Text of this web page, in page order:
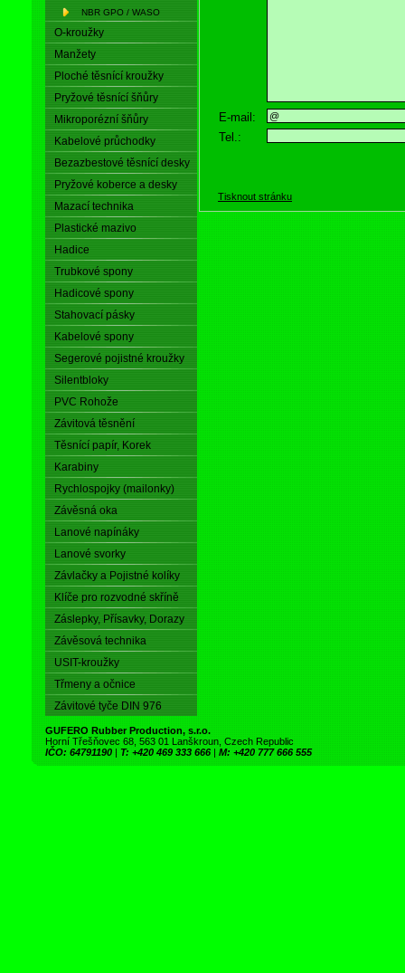
NBR GPO / WASO
O-kroužky
Manžety
Ploché těsnící kroužky
Pryžové těsnící šňůry
Mikroporézní šňůry
Kabelové průchodky
Bezazbestové těsnící desky
Pryžové koberce a desky
Mazací technika
Plastické mazivo
Hadice
Trubkové spony
Hadicové spony
Stahovací pásky
Kabelové spony
Segerové pojistné kroužky
Silentbloky
PVC Rohože
Závitová těsnění
Těsnící papír, Korek
Karabiny
Rychlospojky (mailonky)
Závěsná oka
Lanové napínáky
Lanové svorky
Závlačky a Pojistné kolíky
Klíče pro rozvodné skříně
Záslepky, Přísavky, Dorazy
Závěsová technika
USIT-kroužky
Třmeny a očnice
Závitové tyče DIN 976
E-mail:
Tel.:
Tisknout stránku
GUFERO Rubber Production, s.r.o.
Horní Třešňovec 68, 563 01 Lanškroun, Czech Republic
IČO: 64791190 | T: +420 469 333 666 | M: +420 777 666 555